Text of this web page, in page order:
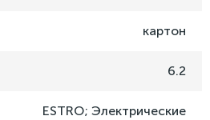
картон
6.2
ESTRO; Электрические